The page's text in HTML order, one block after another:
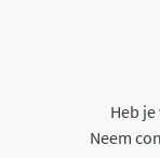
Heb
Neem